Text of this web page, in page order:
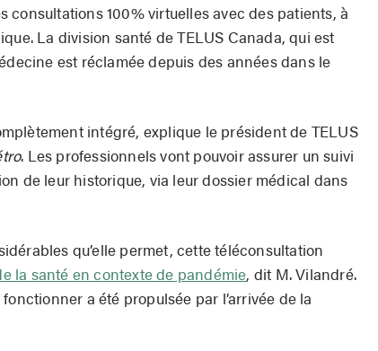
100% virtuelles avec des patients, à
La division santé de TELUS Canada, qui est
est réclamée depuis des années dans le
intégré, explique le président de TELUS
. Les professionnels vont pouvoir assurer un suivi
de leur historique, via leur dossier médical dans
qu’elle permet, cette téléconsultation
la santé en contexte de pandémie, dit M. Vilandré.
a été propulsée par l’arrivée de la